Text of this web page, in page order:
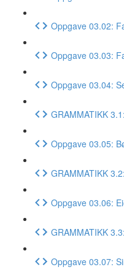
Oppgave 03.02:
Oppgave 03.03:
Oppgave 03.04:
GRAMMATIKK
Oppgave 03.05:
GRAMMATIKK
Oppgave 03.06:
GRAMMATIKK
Oppgave 03.07: